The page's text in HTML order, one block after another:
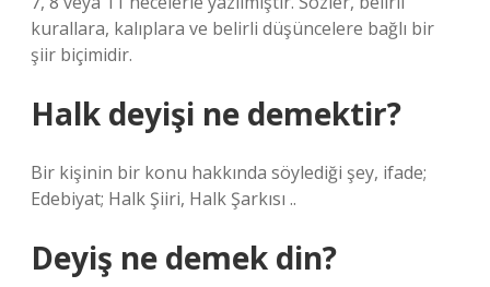
kurallara, kalıplara ve belirli düşüncelere bağlı bir
şiir biçimidir.
Halk deyişi ne demektir?
Bir kişinin bir konu hakkında söylediği şey, ifade;
Edebiyat; Halk Şiiri, Halk Şarkısı ..
Deyiş ne demek din?